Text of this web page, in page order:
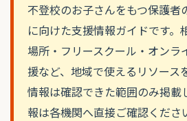
不登校のお子さんをもつ保護者
に向けた支援情報ガイドです。
場所・フリースクール・オンラ
援など、地域で使えるリソース
情報は確認できた範囲のみ掲載
報は各機関へ直接ご確認くださ